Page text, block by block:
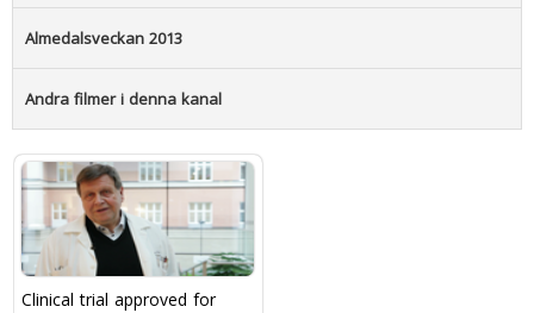
Almedalsveckan 2013
Andra filmer i denna kanal
Clinical trial approved for